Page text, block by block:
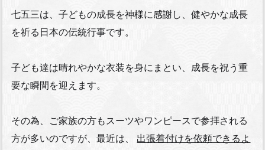
七五三は、子どもの成長を神様に感謝し、健やかな成長
を祈る日本の伝統行事です。
子ども達は晴れやかな衣装を身にまとい、成長を祝う重
要な瞬間を迎えます。
その為、ご家族の方もスーツやワンピースで参拝される
方が多いのですが、最近は、 出張着付けを依頼できるよ